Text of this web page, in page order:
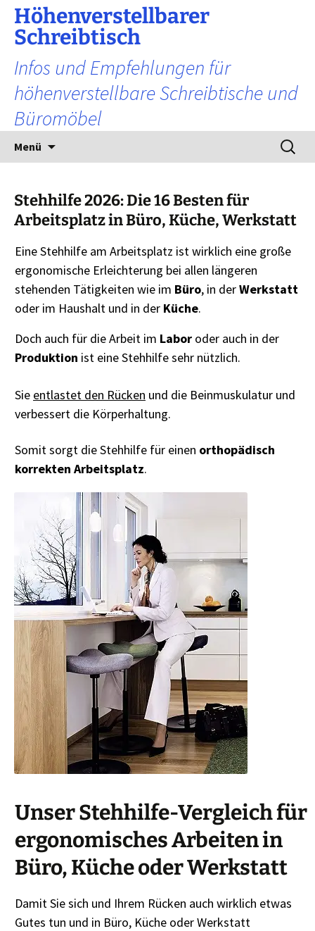
Zum
Inhalt
springen
Höhenverstellbarer
Schreibtisch
Infos und Empfehlungen für
höhenverstellbare Schreibtische und
Büromöbel
Menü
Suchen
nach:
Stehhilfe 2026: Die 16 Besten für
Arbeitsplatz in Büro, Küche, Werkstatt
Eine Stehhilfe am Arbeitsplatz ist wirklich eine große
ergonomische Erleichterung bei allen längeren
stehenden Tätigkeiten wie im Büro, in derWerkstatt
oder im Haushalt und in der Küche.
Doch auch für die Arbeit im Labor oder auch in der
Produktion ist eine Stehhilfe sehr nützlich.
Sie entlastet den Rücken und die Beinmuskulatur und
verbessert die Körperhaltung.
Somit sorgt die Stehhilfe für einen orthopädisch
korrekten Arbeitsplatz.
Unser Stehhilfe-Vergleich für
ergonomisches Arbeiten in
Büro, Küche oder Werkstatt
Damit Sie sich und Ihrem Rücken auch wirklich etwas
Gutes tun und in Büro, Küche oder Werkstatt